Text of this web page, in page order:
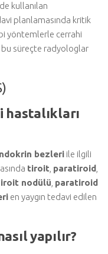
kullanılan
planlamasında kritik
yöntemlerle cerrahi
bu süreçte radyologlar
hastalıkları
bezleri ile ilgili
tiroit paratiroid
nodülü paratiroid
en yaygın tedavi edilen
yapılır?